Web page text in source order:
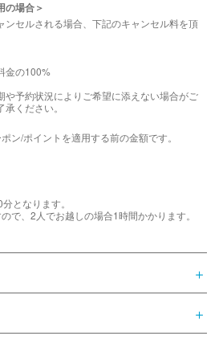
の場合＞
ンセルされる場合、下記のキャンセル料を頂
金の100%
や予約状況によりご希望に添えない場合がご
ください。
ン/ポイントを適用する前の金額です。
となります。
で、2人でお越しの場合1時間かかります。